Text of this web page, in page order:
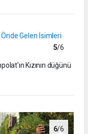
5/6
Kızının düğünü
6/6